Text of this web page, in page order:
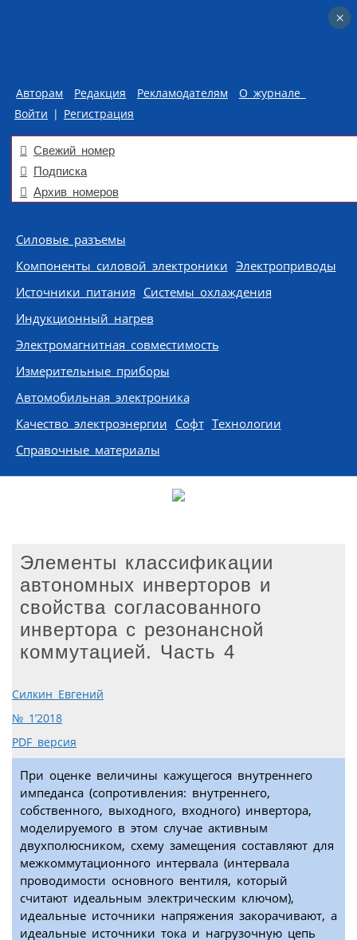
Авторам Редакция Рекламодателям
О журнале
Войти | Регистрация
Свежий номер
Подписка
Архив номеров
Skip to content
Силовые разъемы
Компоненты силовой электроники Электроприводы
Источники питания Системы охлаждения
Индукционный нагрев
Электромагнитная совместимость
Измерительные приборы
Автомобильная электроника
Качество электроэнергии Софт Технологии
Справочные материалы
Элементы классификации
автономных инверторов и
свойства согласованного
инвертора с резонансной
коммутацией. Часть 4
Силкин Евгений
№ 1’2018
PDF версия
При оценке величины кажущегося внутреннего
импеданса (сопротивления: внутреннего,
собственного, выходного, входного) инвертора,
моделируемого в этом случае активным
двухполюсником, схему замещения составляют для
межкоммутационного интервала (интервала
проводимости основного вентиля, который
считают идеальным электрическим ключом),
идеальные источники напряжения закорачивают, а
идеальные источники тока и нагрузочную цепь
×
×